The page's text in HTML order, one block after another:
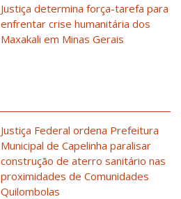
Justiça determina força-tarefa para
enfrentar crise humanitária dos
Maxakali em Minas Gerais
Justiça Federal ordena Prefeitura
Municipal de Capelinha paralisar
construção de aterro sanitário nas
proximidades de Comunidades
Quilombolas